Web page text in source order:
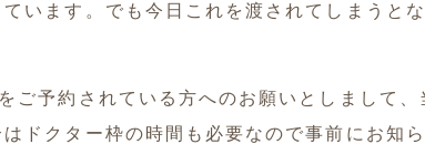
います。でも今日これを渡されてしまうと
予約されている方へのお願いとしまして、
ドクター枠の時間も必要なので事前にお知